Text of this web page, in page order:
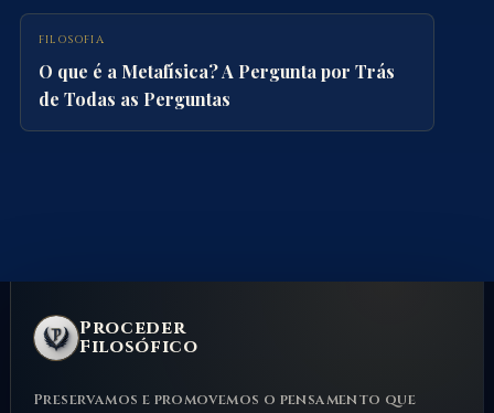
FILOSOFIA
O que é a Metafísica? A Pergunta por Trás
de Todas as Perguntas
Proceder
Filosófico
Preservamos e promovemos o pensamento que